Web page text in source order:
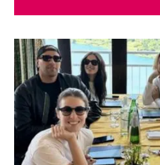
Social News
News dal mondo